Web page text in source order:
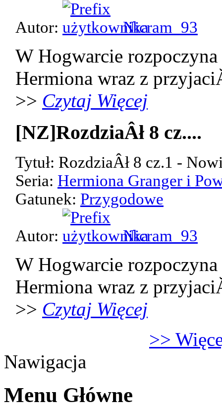
Autor: Nicram_93
W Hogwarcie
Hermiona wraz z
>> Czytaj Więcej
[NZ]RozdziaÂł 8 cz....
Tytuł: RozdziaÂł 8 cz.1 -
Seria: Hermiona Granger i
Gatunek: Przygodowe
Autor: Nicram_93
W Hogwarcie
Hermiona wraz z
>> Czytaj Więcej
>>
Nawigacja
Menu Główne